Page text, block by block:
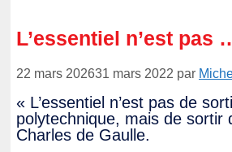
L’essentiel n’est pas
22 mars 202631 mars 2022 par
« L’essentiel n’est pas de
polytechnique, mais de sortir
Charles de Gaulle.